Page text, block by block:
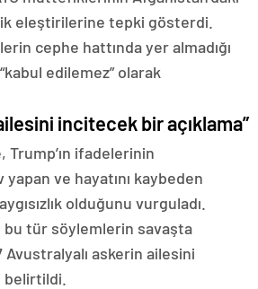
eleştirilerine tepki gösterdi.
cephe hattında yer almadığı
edilemez” olarak
incitecek bir açıklama”
Trump’ın ifadelerinin
yapan ve hayatını kaybeden
olduğunu vurguladı.
bu tür söylemlerin savaşta
Avustralyalı askerin ailesini